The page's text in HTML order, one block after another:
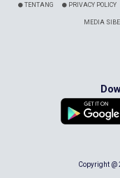
TENTANG PRIVACY POLICY
MEDIA
Copyright